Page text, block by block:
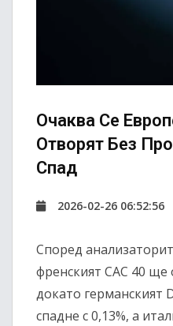
Очаква Се
Отворят Без
Спад
2026-02-26 06:52:56
Според
френският CAC 40
докато германският
спадне с 0,13%, а